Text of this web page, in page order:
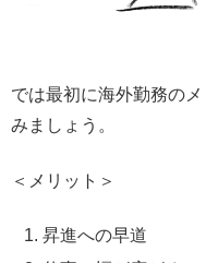
では最初に海外勤務の
みましょう。
＜メリット＞
昇進への早道